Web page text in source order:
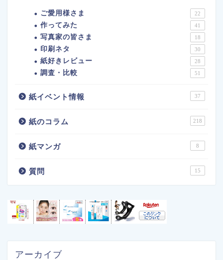
ご愛用様さま 22
作ってみた 41
写真家の皆さま 18
印刷ネタ 30
紙好きレビュー 28
調査・比較 51
紙イベント情報 37
紙のコラム 218
紙マンガ 8
質問 15
アーカイブ